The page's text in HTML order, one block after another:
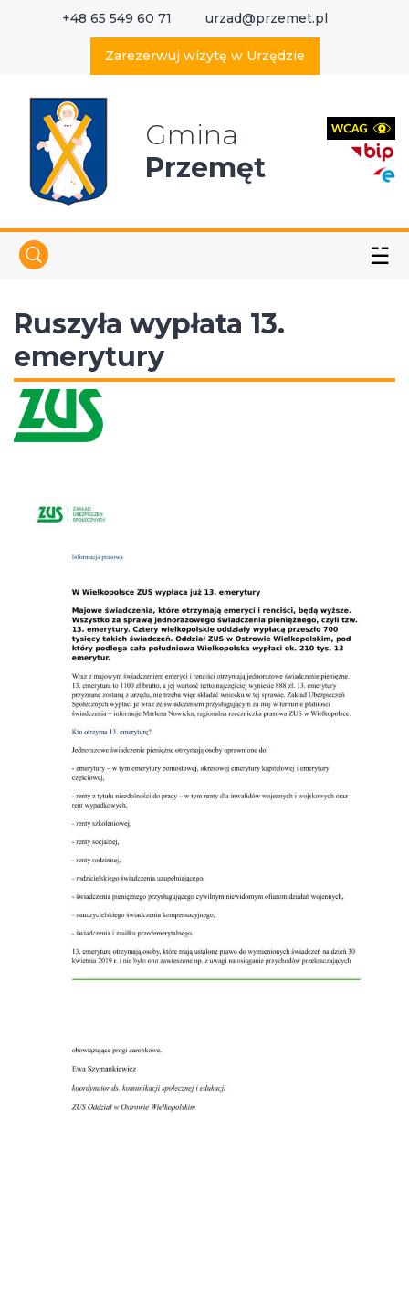
+48 65 549 60 71 urzad@przemet.pl
Zarezerwuj wizytę w Urzędzie
Gmina
Przemęt
☱
Ruszyła wypłata 13.
emerytury
Wyszukaj w serwisie